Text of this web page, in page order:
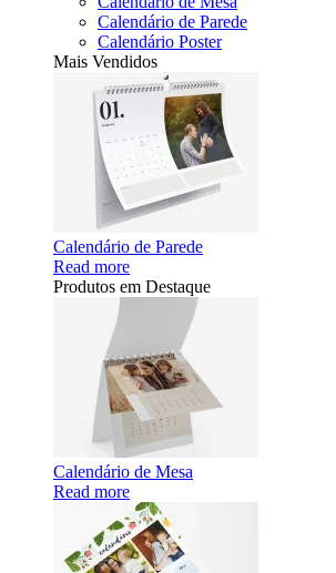
Calendário de Parede
Calendário Poster
Mais Vendidos
Calendário de Parede
Read more
Produtos em Destaque
Calendário de Mesa
Read more